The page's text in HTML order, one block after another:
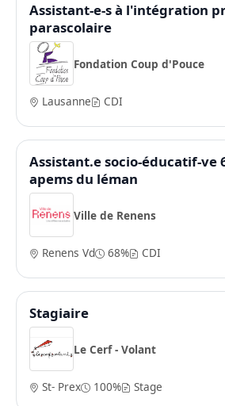
Assistant-e-s à l'intégration
parascolaire
Fondation Coup d'Pouce
Lausanne CDI
Assistant.e socio-éducatif-ve
apems du léman
Ville de Renens
Renens Vd 68% CDI
Stagiaire
Le Cerf - Volant
St- Prex 100% Stage